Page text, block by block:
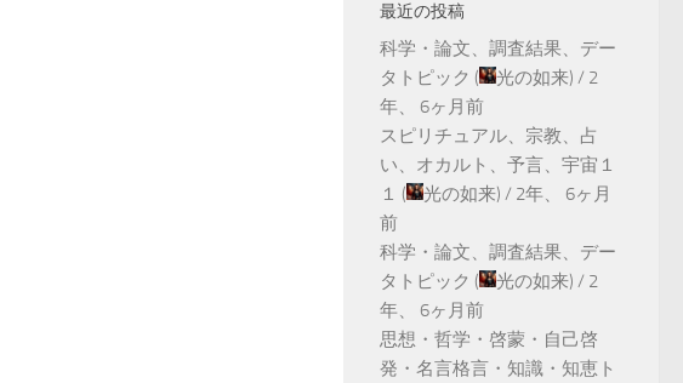
最近の投稿
科学・論文、調査結果、デー
タトピック ( 光の如来) / 2
年、 6ヶ月前
スピリチュアル、宗教、占
い、オカルト、予言、宇宙１
１ ( 光の如来) / 2年、 6ヶ月
前
科学・論文、調査結果、デー
タトピック ( 光の如来) / 2
年、 6ヶ月前
思想・哲学・啓蒙・自己啓
発・名言格言・知識・知恵ト